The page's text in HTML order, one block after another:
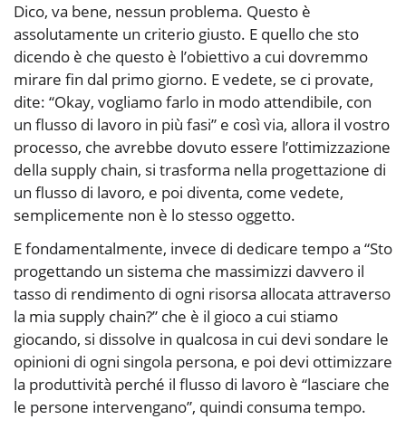
Dico, va bene, nessun problema. Questo è
assolutamente un criterio giusto. E quello che sto
dicendo è che questo è l’obiettivo a cui dovremmo
mirare fin dal primo giorno. E vedete, se ci provate,
dite: “Okay, vogliamo farlo in modo attendibile, con
un flusso di lavoro in più fasi” e così via, allora il vostro
processo, che avrebbe dovuto essere l’ottimizzazione
della supply chain, si trasforma nella progettazione di
un flusso di lavoro, e poi diventa, come vedete,
semplicemente non è lo stesso oggetto.
E fondamentalmente, invece di dedicare tempo a “Sto
progettando un sistema che massimizzi davvero il
tasso di rendimento di ogni risorsa allocata attraverso
la mia supply chain?” che è il gioco a cui stiamo
giocando, si dissolve in qualcosa in cui devi sondare le
opinioni di ogni singola persona, e poi devi ottimizzare
la produttività perché il flusso di lavoro è “lasciare che
le persone intervengano”, quindi consuma tempo.